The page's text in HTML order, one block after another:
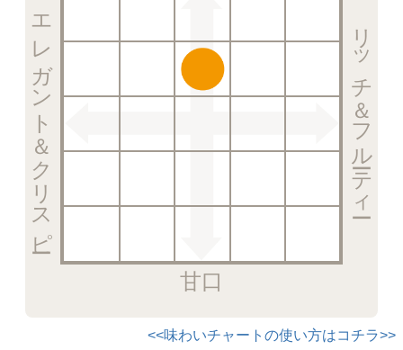
リッチ＆フルーティー
甘口
エレガント＆クリスピー
<<味わいチャートの使い方はコチラ>>